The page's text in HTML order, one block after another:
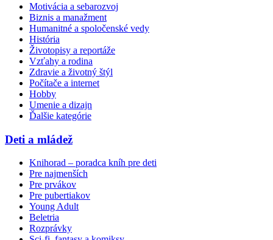
Motivácia a sebarozvoj
Biznis a manažment
Humanitné a spoločenské vedy
História
Životopisy a reportáže
Vzťahy a rodina
Zdravie a životný štýl
Počítače a internet
Hobby
Umenie a dizajn
Ďalšie kategórie
Deti a mládež
Knihorad – poradca kníh pre deti
Pre najmenších
Pre prvákov
Pre pubertiakov
Young Adult
Beletria
Rozprávky